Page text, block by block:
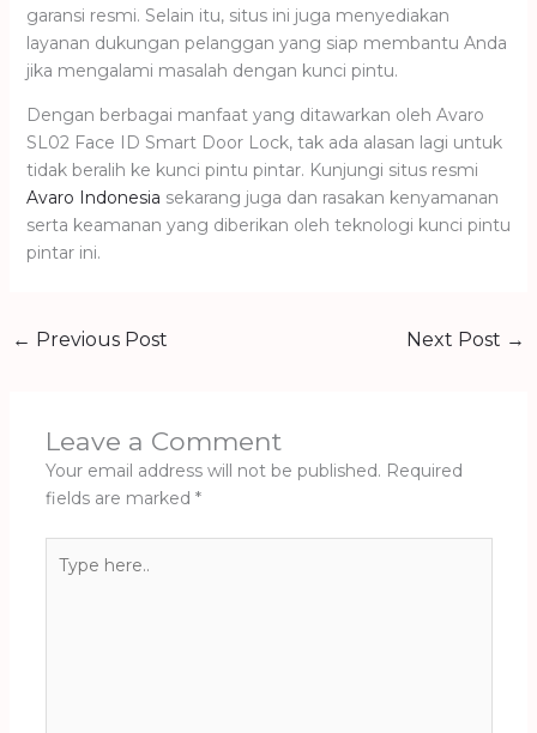
garansi resmi. Selain itu, situs ini juga menyediakan
layanan dukungan pelanggan yang siap membantu Anda
jika mengalami masalah dengan kunci pintu.
Dengan berbagai manfaat yang ditawarkan oleh Avaro
SL02 Face ID Smart Door Lock, tak ada alasan lagi untuk
tidak beralih ke kunci pintu pintar. Kunjungi situs resmi
Avaro Indonesia sekarang juga dan rasakan kenyamanan
serta keamanan yang diberikan oleh teknologi kunci pintu
pintar ini.
← Previous Post Next Post →
Leave a Comment
Your email address will not be published. Required
fields are marked *
here..